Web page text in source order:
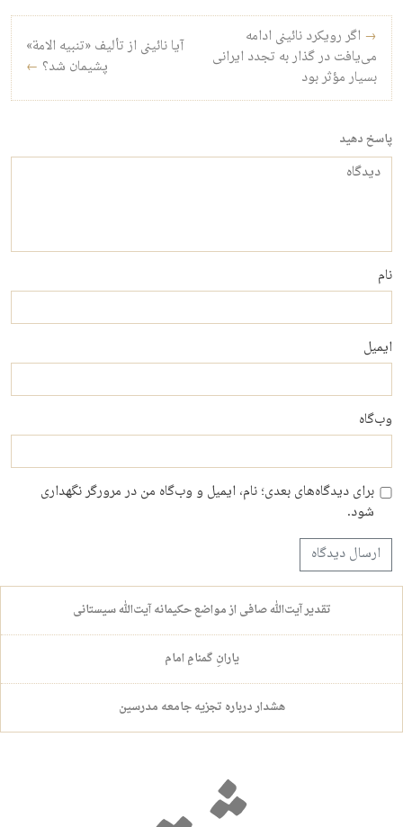
راه‌بری نوشته
→ اگر رویکرد نائینی ادامه
می‌یافت در گذار به تجدد ایرانی
بسیار مؤثر بود
آیا نائینی از تألیف «تنبیه الامة»
پشیمان شد؟ ←
پاسخ دهید
دیدگاه
نام
ایمیل
وب‌گاه
برای دیدگاه‌های بعدی؛ نام، ایمیل و وب‌گاه من در مرورگر نگهداری
شود.
تقدیر آیت‌الله صافی از مواضع حکیمانه آیت‌الله سیستانی
یارانِ گمنامِ امام
هشدار درباره تجزیه جامعه مدرسین